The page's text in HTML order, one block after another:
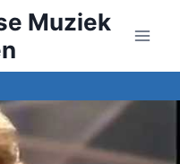
Muziek